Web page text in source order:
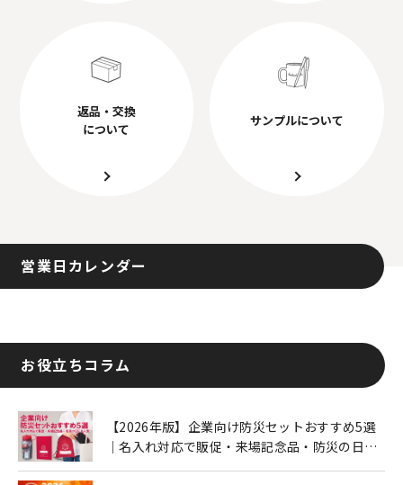
返品・交換
について
サンプルについて
営業日カレンダー
お役立ちコラム
【2026年版】企業向け防災セットおすすめ5選
｜名入れ対応で販促・来場記念品・防災の日に